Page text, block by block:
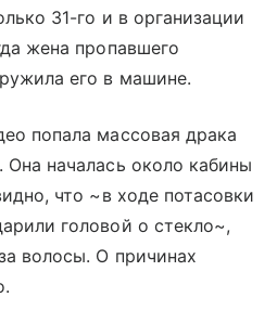
31-го и в организации
жена пропавшего
его в машине.
попала массовая драка
Она началась около кабины
что ~в ходе потасовки
головой о стекло~,
волосы. О причинах